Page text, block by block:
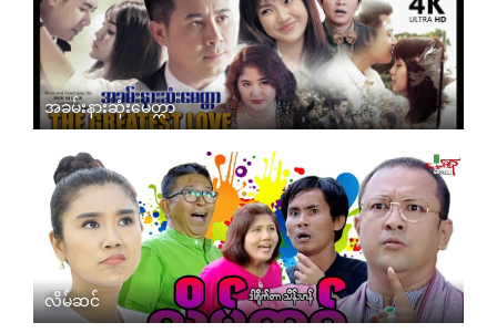
အခမ်းနားဆုံးမေတ္တာ
လိမ်ဆင်